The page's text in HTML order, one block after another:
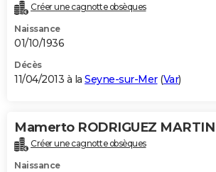
Créer une cagnotte obsèques
Naissance
01/10/1936
Décès
11/04/2013 à la Seyne-sur-Mer(Var)
Mamerto RODRIGUEZ
Créer une cagnotte obsèques
Naissance